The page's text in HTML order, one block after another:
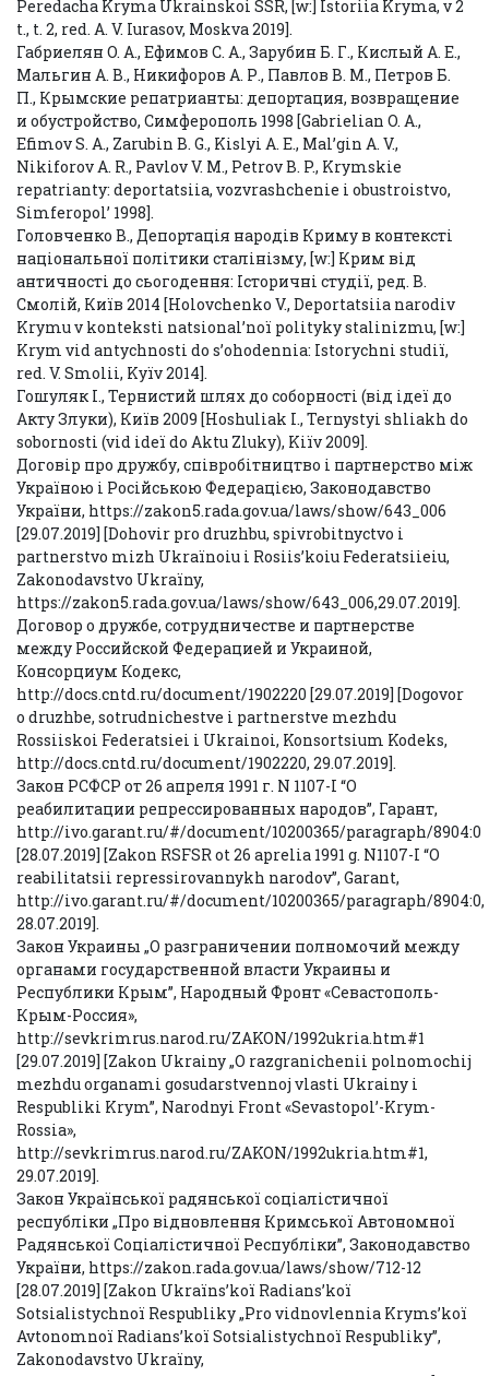
Peredacha Kryma Ukrainskoi SSR, [w:] Istoriia Kryma, v 2
t., t. 2, red. A. V. Iurasov, Moskva 2019].
Габриелян O. A., Ефимов С. А., Зарубин Б. Г., Кислый А. Е.,
Мальгин А. В., Никифоров А. Р., Павлов В. М., Петров Б.
П., Крымские репатрианты: депортация, возвращение
и обустройство, Симферополь 1998 [Gabrielian O. A.,
Efimov S. A., Zarubin B. G., Kislyi A. E., Mal’gin A. V.,
Nikiforov A. R., Pavlov V. M., Petrov B. P., Krymskie
repatrianty: deportatsiia, vozvrashchenie i obustroistvo,
Simferopol’ 1998].
Головченко В., Депортація народів Криму в контексті
національної політики сталінізму, [w:] Крим від
античності до сьогодення: Історичні студії, ред. В.
Смолій, Київ 2014 [Holovchenko V., Deportatsіia narodіv
Krymu v kontekstі natsіonal’noї polіtyky stalіnіzmu, [w:]
Krym vіd antychnostі do s’ohodennia: Іstorychnі studії,
red. V. Smolіi, Kyїv 2014].
Гошуляк І., Тернистий шлях до соборності (від ідеї до
Акту Злуки), Київ 2009 [Hoshuliak І., Ternystyi shliakh do
sobornostі (vіd іdeї do Aktu Zluky), Kiїv 2009].
Договір про дружбу, співробітництво і партнерство між
Україною і Російською Федерацією, Законодавство
України, https://zakon5.rada.gov.ua/laws/show/643_006
[29.07.2019] [Dohovіr pro druzhbu, spіvrobіtnyctvo і
partnerstvo mіzh Ukraїnoiu і Rosіis’koiu Federatsіieiu,
Zakonodavstvo Ukraїny,
https://zakon5.rada.gov.ua/laws/show/643_006,29.07.2019].
Договор о дружбе, сотрудничестве и партнерстве
между Российской Федерацией и Украиной,
Консорциум Кодекс,
http://docs.cntd.ru/document/1902220 [29.07.2019] [Dogovor
o druzhbe, sotrudnichestve i partnerstve mezhdu
Rossiiskoi Federatsiei i Ukrainoi, Konsortsium Kodeks,
http://docs.cntd.ru/document/1902220, 29.07.2019].
Закон РСФСР от 26 апреля 1991 г. N 1107-I “О
реабилитации репрессированных народов”, Гарант,
http://ivo.garant.ru/#/document/10200365/paragraph/8904:0
[28.07.2019] [Zakon RSFSR ot 26 aprelia 1991 g. N1107-I “O
reabilitatsii repressirovannykh narodov”, Garant,
http://ivo.garant.ru/#/document/10200365/paragraph/8904:0,
28.07.2019].
Закон Украины „О разграничении полномочий между
органами государственной власти Украины и
Республики Крым”, Народный Фронт «Севастополь-
Крым-Россия»,
http://sevkrimrus.narod.ru/ZAKON/1992ukria.htm#1
[29.07.2019] [Zakon Ukrainy „O razgranichenii polnomochij
mezhdu organami gosudarstvennoj vlasti Ukrainy i
Respubliki Krym”, Narodnyi Front «Sevastopol’-Krym-
Rossia»,
http://sevkrimrus.narod.ru/ZAKON/1992ukria.htm#1,
29.07.2019].
Закон Української радянської соціалістичної
республіки „Про відновлення Кримської Автономної
Радянської Соціалістичної Республіки”, Законодавство
України, https://zakon.rada.gov.ua/laws/show/712-12
[28.07.2019] [Zakon Ukraїns’koї Radians’koї
Sotsіalіstychnoї Respublіky „Pro vіdnovlennia Kryms’koї
Avtonomnoї Radians’koї Sotsіalіstychnoї Respublіky”,
Zakonodavstvo Ukraїny,